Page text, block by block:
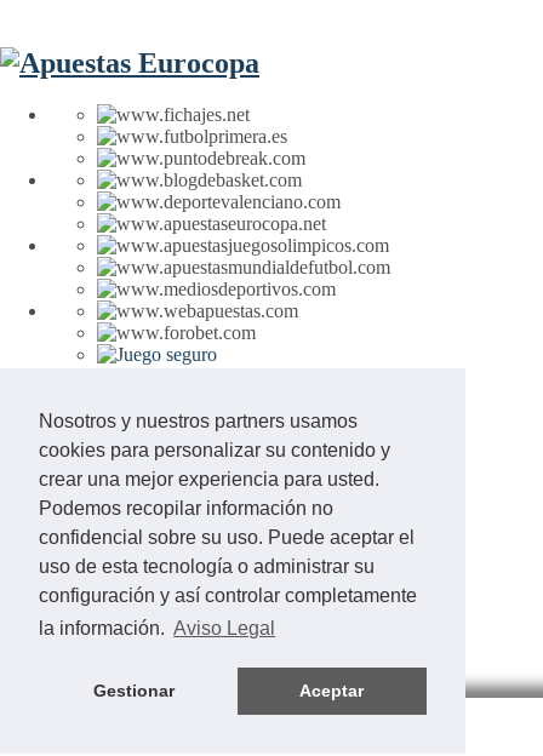
Nosotros y nuestros partners usamos
cookies para personalizar su contenido y
crear una mejor experiencia para usted.
Podemos recopilar información no
confidencial sobre su uso. Puede aceptar el
uso de esta tecnología o administrar su
configuración y así controlar completamente
la información. Aviso Legal
Gestionar Aceptar
Contacto
+18 Juego Responsable
© 2002 - 2026 APUESTASEUROCOPA
Eurocopa en directo